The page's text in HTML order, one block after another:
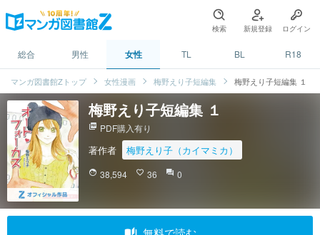
検索 新規登録 ログイン
総合 男性 女性 TL BL R18
マンガ図書館Zトップ 女性漫画 梅野えり子短編集 梅野えり子短編集 １
梅野えり子短編集 １
picture_as_pdf PDF購入有り
著作者 梅野えり子（カイマミカ）
face 38,594 favorite_border 36 question_answer 0